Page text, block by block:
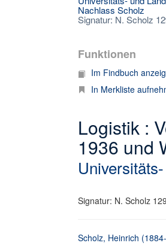
Nachlass Scholz
Signatur: N. Scholz
Funktionen
Im Findbuch
In Merkliste
Logistik :
1936 und
Signatur: N. Scholz
Scholz, Heinrich